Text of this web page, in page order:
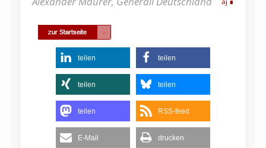
teilen teilen
teilen teilen
teilen RSS-feed
E-Mail drucken